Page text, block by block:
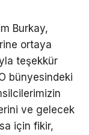
Burkay,
ortaya
teşekkür
bünyesindeki
ve gelecek
için fikir,